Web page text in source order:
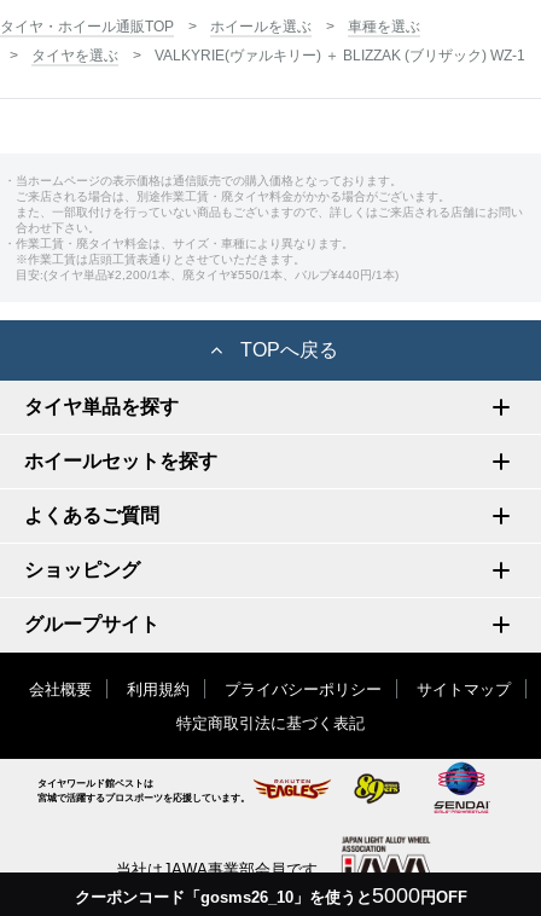
クーポンコード「gosms26_10」を使うと5000円OFF
タイヤ・ホイール通販TOP ホイールを選ぶ
車種を選ぶ
タイヤを選ぶ
VALKYRIE(ヴァルキリー) ＋ BLIZZAK (ブリザック) WZ-1
・当ホームページの表示価格は通信販売での購入価格となっております。
ご来店される場合は、別途作業工賃・廃タイヤ料金がかかる場合がございます。
また、一部取付けを行っていない商品もございますので、詳しくはご来店される店舗にお問い
合わせ下さい。
・作業工賃・廃タイヤ料金は、サイズ・車種により異なります。
※作業工賃は店頭工賃表通りとさせていただきます。
目安:(タイヤ単品¥2,200/1本、廃タイヤ¥550/1本、バルブ¥440円/1本)
TOPへ戻る
タイヤ単品を探す
ホイールセットを探す
よくあるご質問
ショッピング
グループサイト
会社概要 利用規約 プライバシーポリシー
サイトマップ
特定商取引法に基づく表記
タイヤワールド館ベストは
宮城で活躍するプロスポーツを応援しています。
当社はJAWA事業部会員です